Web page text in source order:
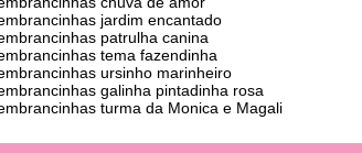
jardim encantado
patrulha canina
tema fazendinha
ursinho marinheiro
galinha pintadinha rosa
turma da Monica e Magali